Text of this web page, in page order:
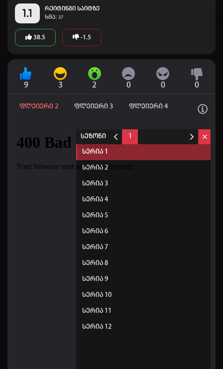
1.1
რეიტინგი საიტზე
ხმა: 37
38.5 -1.5
9 3 2 0 0 0
ფლეიერი 2 ფლეიერი 3 ფლეიერი 4
სეზონი 1
სერია 1
სერია 2
სერია 3
სერია 4
სერია 5
სერია 6
სერია 7
სერია 8
სერია 9
სერია 10
სერია 11
სერია 12